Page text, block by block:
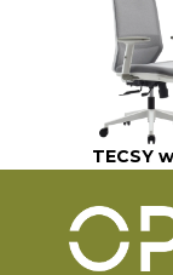
TECSY